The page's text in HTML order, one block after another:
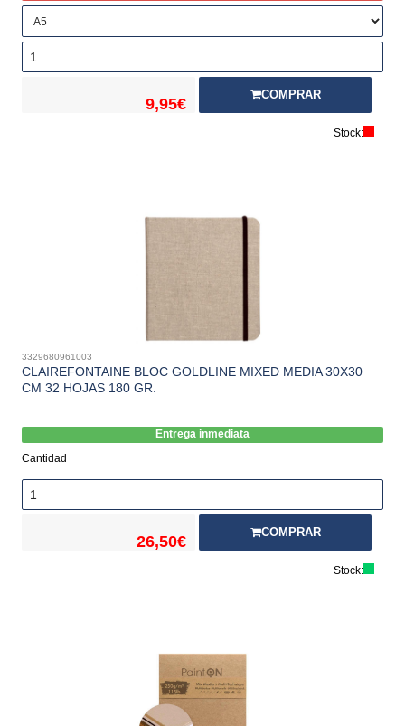
9,95€
COMPRAR
Stock:
3329680961003
CLAIREFONTAINE BLOC GOLDLINE MIXED MEDIA 30X30
CM 32 HOJAS 180 GR.
Entrega inmediata
Cantidad
26,50€
COMPRAR
Stock: